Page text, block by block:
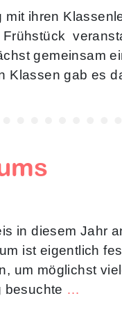
ihren
gemeinsam
Klassen gab es
in diesem Jahr
ist eigentlich
um möglichst
besuchte …